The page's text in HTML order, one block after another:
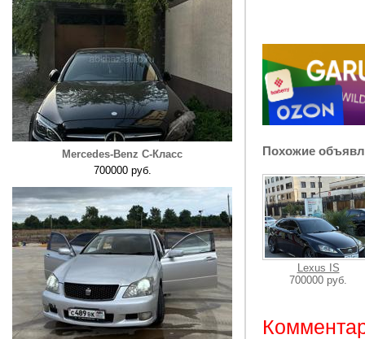
Mercedes-Benz C-Класс
700000 руб.
Похожие
Lexus IS
700000 руб.